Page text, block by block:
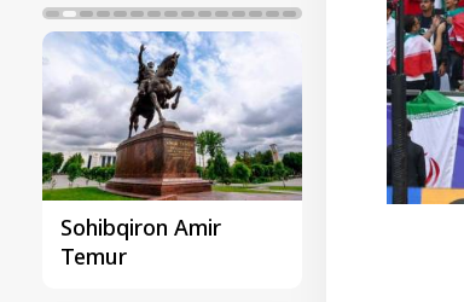
Sohibqiron Amir
Temur